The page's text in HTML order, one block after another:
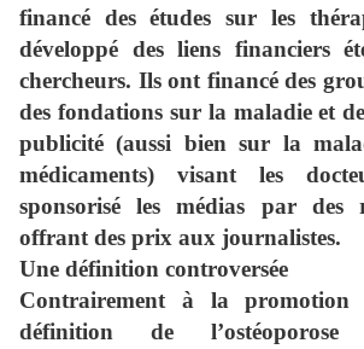
financé des études sur les
développé des liens financiers
chercheurs. Ils ont financé des
des fondations sur la maladie et
publicité (aussi bien sur la
médicaments) visant les
sponsorisé les médias par des
offrant des prix aux journalistes.
Une définition controversée
Contrairement à la promotion
définition de